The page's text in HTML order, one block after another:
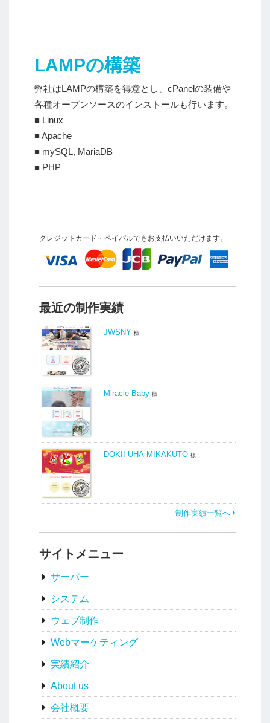
LAMPの構築
弊社はLAMPの構築を得意とし、cPanelの装備や
各種オープンソースのインストールも行います。
■ Linux
■ Apache
■ mySQL, MariaDB
■ PHP
クレジットカード・ペイパルでもお支払いいただけます。
最近の制作実績
JWSNY 様
Miracle Baby 様
DOKI! UHA-MIKAKUTO 様
制作実績一覧へ
サイトメニュー
サーバー
システム
ウェブ制作
Webマーケティング
実績紹介
About us
会社概要